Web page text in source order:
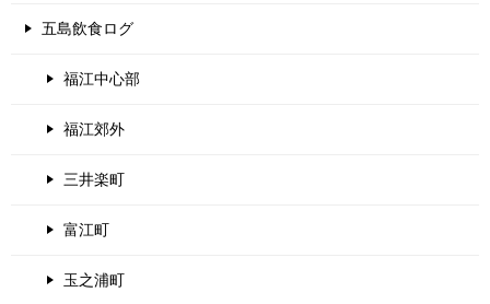
五島飲食ログ
福江中心部
福江郊外
三井楽町
富江町
玉之浦町